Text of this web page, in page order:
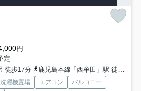
円
定
徒歩17分
鹿児島本線「西牟田」駅 徒歩33分
濯機置場 エアコン
バルコニー